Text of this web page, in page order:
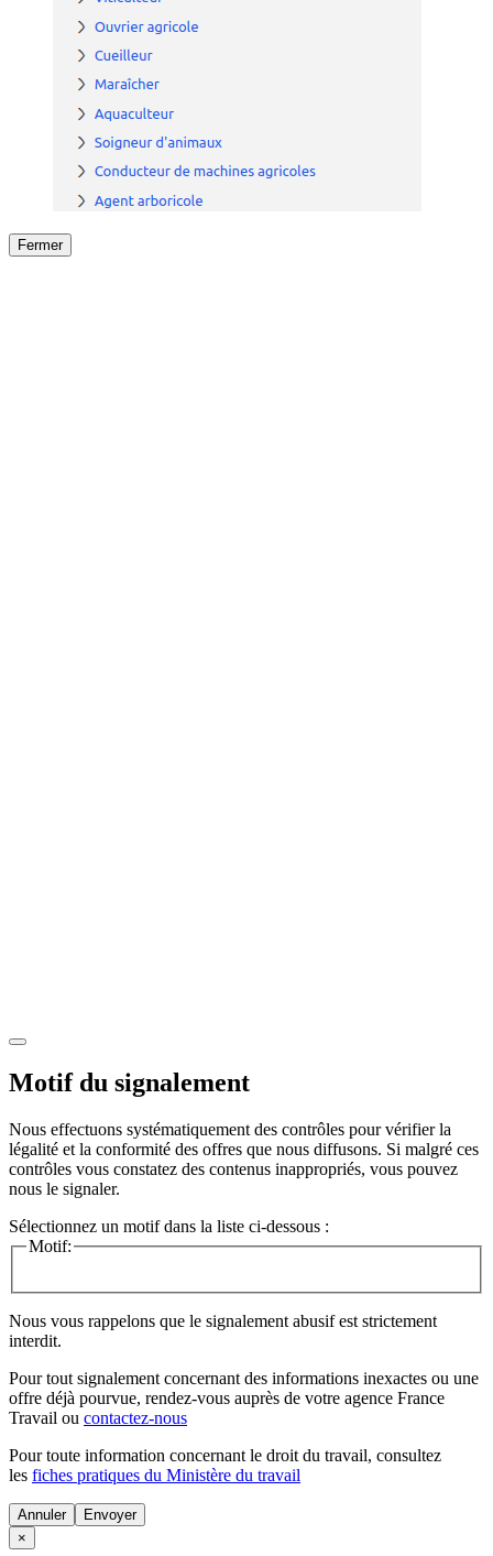
Fermer
Motif du signalement
Nous effectuons systématiquement des contrôles pour vérifier la
légalité et la conformité des offres que nous diffusons. Si malgré ces
contrôles vous constatez des contenus inappropriés, vous pouvez
nous le signaler.
Sélectionnez un motif dans la liste ci-dessous :
Motif:
Nous vous rappelons que le signalement abusif est strictement
interdit.
Pour tout signalement concernant des informations inexactes ou une
offre déjà pourvue, rendez-vous auprès de votre agence France
Travail ou contactez-nous
Pour toute information concernant le droit du travail, consultez
les fiches pratiques du Ministère du travail
Annuler
×